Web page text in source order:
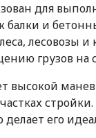
для
балки и
грузов на
высокой
его